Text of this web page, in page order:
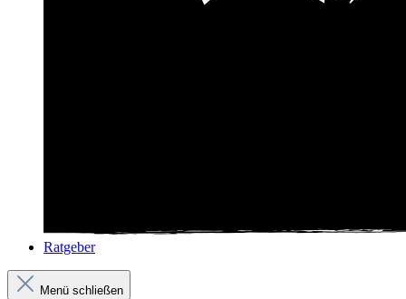
Ratgeber
Menü schließen